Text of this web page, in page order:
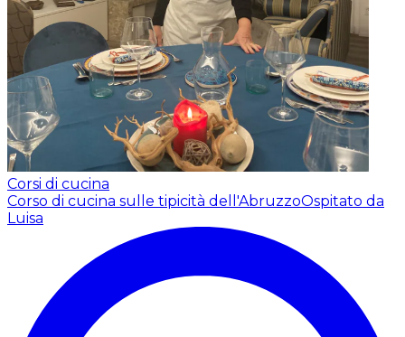
Corsi di cucina
Corso di cucina sulle tipicità dell'AbruzzoOspitato da
Luisa